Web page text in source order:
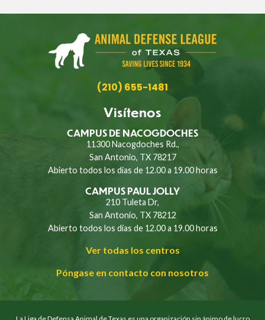
(210) 655-1481
Visítenos
CAMPUS DE NACOGDOCHES
11300 Nacogdoches Rd.,
San Antonio, TX 78217
Abierto todos los días de 12.00 a 19.00 horas
CAMPUS PAUL JOLLY
210 Tuleta Dr,
San Antonio, TX 78212
Abierto todos los días de 12.00 a 19.00 horas
Ver todas los centros
Póngase en contacto con nosotros